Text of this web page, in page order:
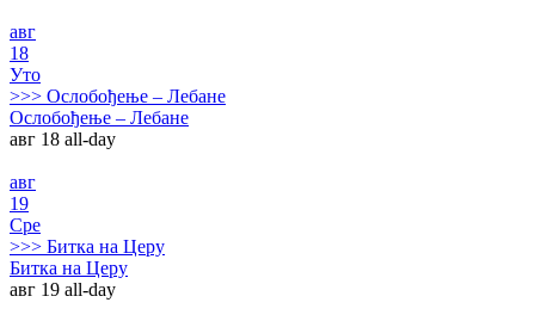
авг
18
Уто
>>> Ослобођење – Лебане
Ослобођење – Лебане
авг 18 all-day
авг
19
Сре
>>> Битка на Церу
Битка на Церу
авг 19 all-day